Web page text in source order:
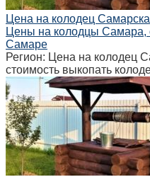
Цена на колодец
Цены на колодцы Самара,
Самаре
Регион: Цена на колодец
стоимость выкопать